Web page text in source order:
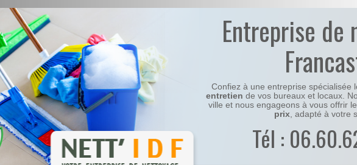
Entreprise de
Confiez à une entreprise spécialisée
entretien de vos bureaux et locaux.
ville et nous engageons à vous offrir le
prix, adapté à votre
Tél :